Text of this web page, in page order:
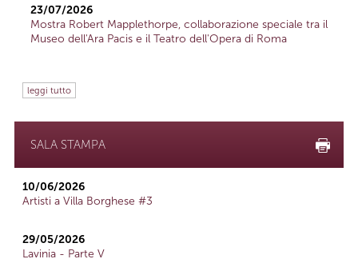
23/07/2026
Mostra Robert Mapplethorpe, collaborazione speciale tra il
Museo dell'Ara Pacis e il Teatro dell'Opera di Roma
leggi tutto
SALA STAMPA
10/06/2026
Artisti a Villa Borghese #3
29/05/2026
Lavinia - Parte V